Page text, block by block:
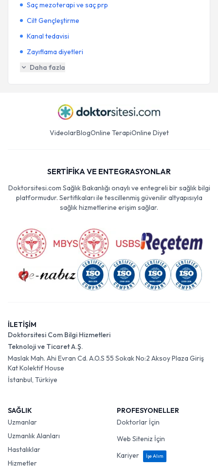
Saç mezoterapi ve saç prp
Cilt Gençleştirme
Kanal tedavisi
Zayıflama diyetleri
Daha fazla
VideolarBlogOnline TerapiOnline Diyet
SERTİFİKA VE ENTEGRASYONLAR
Doktorsitesi.com Sağlık Bakanlığı onaylı ve entegreli bir sağlık bilgi
platformudur. Sertifikaları ile tescillenmiş güvenilir altyapısıyla
sağlık hizmetlerine erişim sağlar.
İLETİŞİM
Doktorsitesi Com Bilgi Hizmetleri
Teknoloji ve Ticaret A.Ş.
Maslak Mah. Ahi Evran Cd. A.O.S 55 Sokak No:2 Aksoy Plaza Giriş
Kat Kolektif House
İstanbul, Türkiye
SAĞLIK
Uzmanlar
Uzmanlık Alanları
Hastalıklar
Hizmetler
PROFESYONELLER
Doktorlar İçin
Web Siteniz İçin
Kariyer
İşe Alım